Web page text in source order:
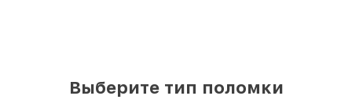
Выберите тип поломки